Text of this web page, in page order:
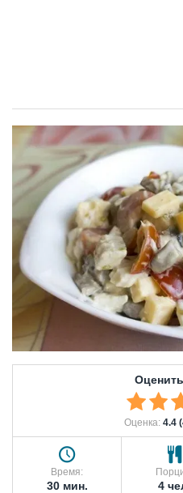
Оценка: 4.4
Время:
30 мин. 4